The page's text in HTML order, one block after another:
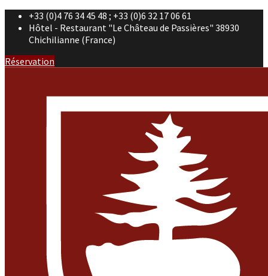
+33 (0)4 76 34 45 48 ; +33 (0)6 32 17 06 61
Hôtel - Restaurant "Le Château de Passières" 38930
Chichilianne (France)
Réservation